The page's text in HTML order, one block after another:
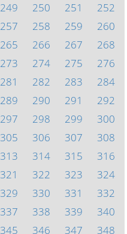
249 250 251
252
257 258 259
260
265 266 267
268
273 274 275
276
281 282 283
284
289 290 291
292
297 298 299
300
305 306 307
308
313 314 315
316
321 322 323
324
329 330 331
332
337 338 339
340
345 346 347 348